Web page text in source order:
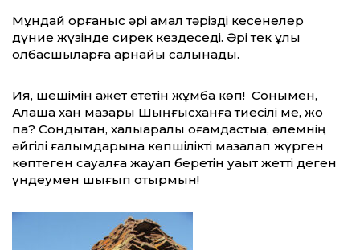
Мұндай қорғаныс әрі қамал тәрізді кесенелер
дүние жүзінде сирек кездеседі. Әрі тек ұлы
қолбасшыларға арнайы салынады.
Ия, шешімін қажет ететін жұмбақ көп! Сонымен,
Алаша хан мазары Шыңғысханға тиесілі ме, жоқ
па? Сондықтан, халықаралық қоғамдастыққа, әлемнің
әйгілі ғалымдарына көпшілікті мазалап жүрген
көптеген сауалға жауап беретін уақыт жетті деген
үндеумен шығып отырмын!